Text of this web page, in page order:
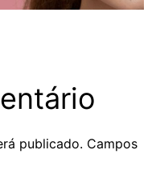
publicado. Campos